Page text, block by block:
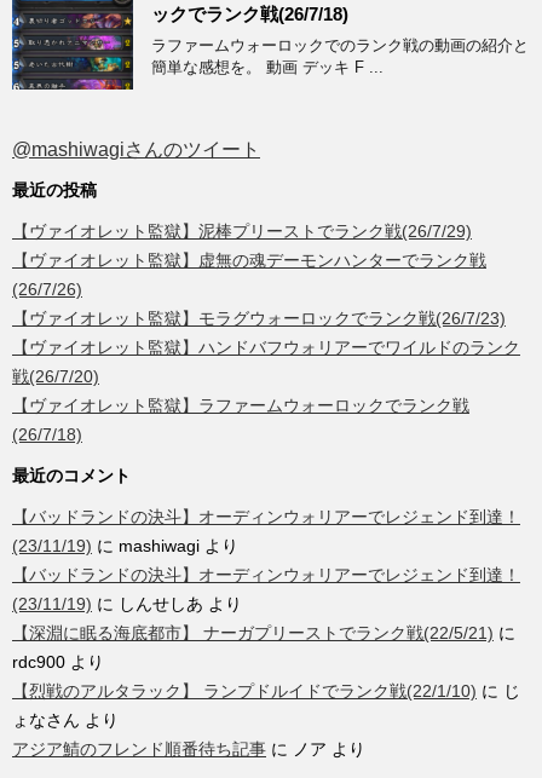
ックでランク戦(26/7/18)
ラファームウォーロックでのランク戦の動画の紹介と
簡単な感想を。 動画 デッキ F ...
@mashiwagiさんのツイート
最近の投稿
【ヴァイオレット監獄】泥棒プリーストでランク戦(26/7/29)
【ヴァイオレット監獄】虚無の魂デーモンハンターでランク戦
(26/7/26)
【ヴァイオレット監獄】モラグウォーロックでランク戦(26/7/23)
【ヴァイオレット監獄】ハンドバフウォリアーでワイルドのランク
戦(26/7/20)
【ヴァイオレット監獄】ラファームウォーロックでランク戦
(26/7/18)
最近のコメント
【バッドランドの決斗】オーディンウォリアーでレジェンド到達！
(23/11/19) に mashiwagi より
【バッドランドの決斗】オーディンウォリアーでレジェンド到達！
(23/11/19) に しんせしあ より
【深淵に眠る海底都市】 ナーガプリーストでランク戦(22/5/21) に
rdc900 より
【烈戦のアルタラック】 ランプドルイドでランク戦(22/1/10) に じ
ょなさん より
アジア鯖のフレンド順番待ち記事 に ノア より